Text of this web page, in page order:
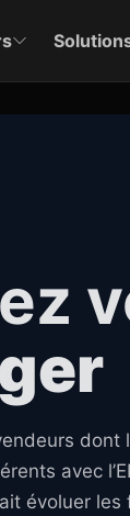
avec
évoluer